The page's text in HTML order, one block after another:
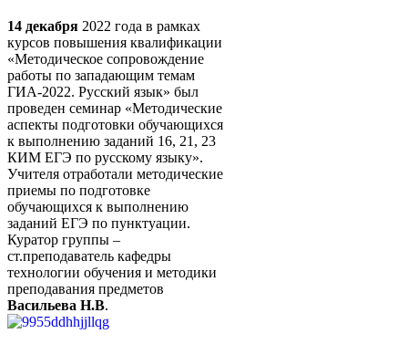
14 декабря 2022 года в рамках
курсов повышения квалификации
«Методическое сопровождение
работы по западающим темам
ГИА-2022. Русский язык» был
проведен семинар «Методические
аспекты подготовки обучающихся
к выполнению заданий 16, 21, 23
КИМ ЕГЭ по русскому языку».
Учителя отработали методические
приемы по подготовке
обучающихся к выполнению
заданий ЕГЭ по пунктуации.
Куратор группы –
ст.преподаватель кафедры
технологии обучения и методики
преподавания предметов
Васильева Н.В.